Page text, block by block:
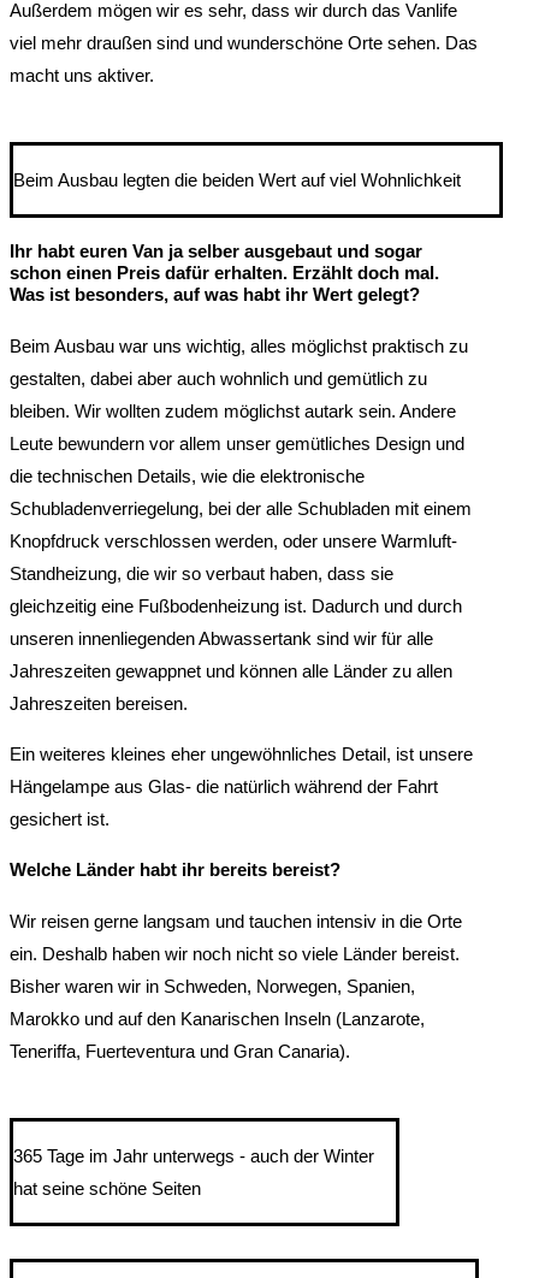
Außerdem mögen wir es sehr, dass wir durch das Vanlife
viel mehr draußen sind und wunderschöne Orte sehen. Das
macht uns aktiver.
Beim Ausbau legten die beiden Wert auf viel Wohnlichkeit
Ihr habt euren Van ja selber ausgebaut und sogar
schon einen Preis dafür erhalten. Erzählt doch mal.
Was ist besonders, auf was habt ihr Wert gelegt?
Beim Ausbau war uns wichtig, alles möglichst praktisch zu
gestalten, dabei aber auch wohnlich und gemütlich zu
bleiben. Wir wollten zudem möglichst autark sein. Andere
Leute bewundern vor allem unser gemütliches Design und
die technischen Details, wie die elektronische
Schubladenverriegelung, bei der alle Schubladen mit einem
Knopfdruck verschlossen werden, oder unsere Warmluft-
Standheizung, die wir so verbaut haben, dass sie
gleichzeitig eine Fußbodenheizung ist. Dadurch und durch
unseren innenliegenden Abwassertank sind wir für alle
Jahreszeiten gewappnet und können alle Länder zu allen
Jahreszeiten bereisen.
Ein weiteres kleines eher ungewöhnliches Detail, ist unsere
Hängelampe aus Glas- die natürlich während der Fahrt
gesichert ist.
Welche Länder habt ihr bereits bereist?
Wir reisen gerne langsam und tauchen intensiv in die Orte
ein. Deshalb haben wir noch nicht so viele Länder bereist.
Bisher waren wir in Schweden, Norwegen, Spanien,
Marokko und auf den Kanarischen Inseln (Lanzarote,
Teneriffa, Fuerteventura und Gran Canaria).
365 Tage im Jahr unterwegs - auch der Winter
hat seine schöne Seiten